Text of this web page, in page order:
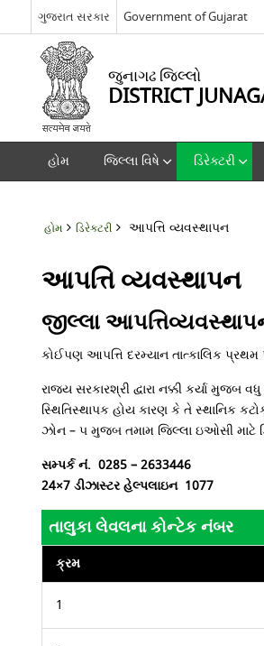
ગુજરાત સરકાર Government of Gujarat
જુનાગઢ જિલ્લો
DISTRICT
હોમ જિલ્લા વિષે ડિરેક્ટરી
હોમ ડિરેક્ટરી આપત્તિ વ્યવસ્થાપન
આપત્તિ વ્યવસ્થાપન
જીલ્લા
કોઈપણ આપત્તિ દરમ્યાન તાત્કાલિક
રાજ્ય સરકારશ્રી દ્વારા નક્કી કર્યા
સ્થિતિસ્થાપક હોય કારણ કે તે સ્થાનિક
ઝોન – ૫ મુજબ તમામ જિલ્લા ઇઓસી માટે
સમ્પર્ક નંં. 0285 – 2633446
24×7 ડીઝાસ્ટર હેલ્પલાઇન 1077
તાલુકા લેવલના કોન્ટેક નંબર
ક્રમ
1